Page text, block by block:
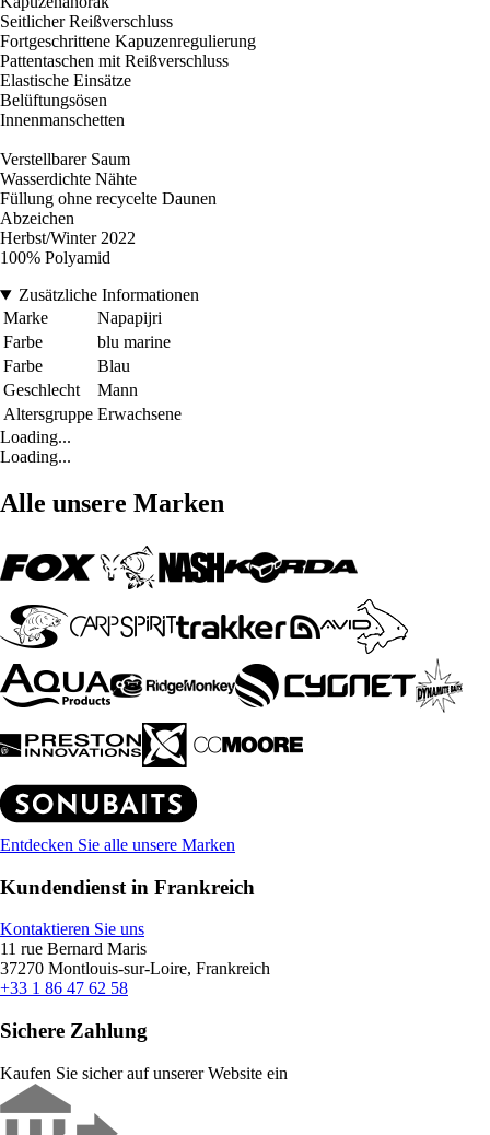
Seitlicher Reißverschluss
Fortgeschrittene Kapuzenregulierung
Pattentaschen mit Reißverschluss
Elastische Einsätze
Belüftungsösen
Innenmanschetten
Verstellbarer Saum
Wasserdichte Nähte
Füllung ohne recycelte Daunen
Abzeichen
Herbst/Winter 2022
100% Polyamid
Zusätzliche Informationen
Marke
Napapijri
Farbe
blu marine
Farbe
Blau
Geschlecht
Mann
Altersgruppe Erwachsene
Loading...
Loading...
Alle unsere Marken
Entdecken Sie alle unsere Marken
Kundendienst in Frankreich
Kontaktieren Sie uns
11 rue Bernard Maris
37270 Montlouis-sur-Loire, Frankreich
+33 1 86 47 62 58
Sichere Zahlung
Kaufen Sie sicher auf unserer Website ein